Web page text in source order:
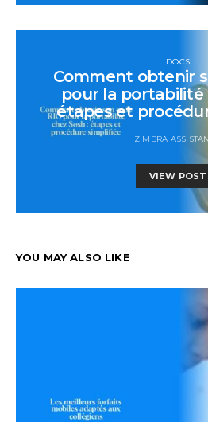
DOCS
Comment obtenir
pour la portabilité
étapes et
ZIMBRA
VIEW POST
YOU MAY ALSO LIKE